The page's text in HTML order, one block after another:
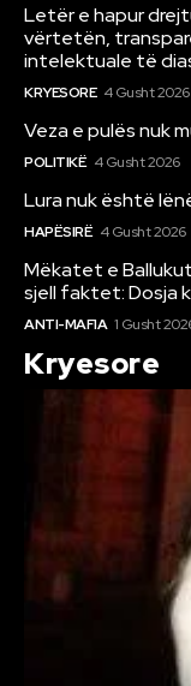
Letër e hapur
vërtetën,
intelektuale të
KRYESORE 4 Gusht 2026
Veza e pulës nuk
POLITIKË 4 Gusht 2026
Lura nuk është
HAPËSIRË 4 Gusht 2026
Mëkatet e
sjell faktet: Dosja
ANTI-MAFIA 1 Gusht
Kryesore